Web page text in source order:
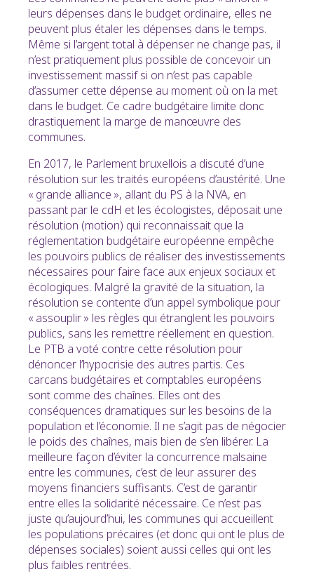
leurs dépenses dans le budget ordinaire, elles ne
peuvent plus étaler les dépenses dans le temps.
Même si l’argent total à dépenser ne change pas, il
n’est pratiquement plus possible de concevoir un
investissement massif si on n’est pas capable
d’assumer cette dépense au moment où on la met
dans le budget. Ce cadre budgétaire limite donc
drastiquement la marge de manœuvre des
communes.
En 2017, le Parlement bruxellois a discuté d’une
résolution sur les traités européens d’austérité. Une
« grande alliance », allant du PS à la NVA, en
passant par le cdH et les écologistes, déposait une
résolution (motion) qui reconnaissait que la
réglementation budgétaire européenne empêche
les pouvoirs publics de réaliser des investissements
nécessaires pour faire face aux enjeux sociaux et
écologiques. Malgré la gravité de la situation, la
résolution se contente d’un appel symbolique pour
« assouplir » les règles qui étranglent les pouvoirs
publics, sans les remettre réellement en question.
Le PTB a voté contre cette résolution pour
dénoncer l’hypocrisie des autres partis. Ces
carcans budgétaires et comptables européens
sont comme des chaînes. Elles ont des
conséquences dramatiques sur les besoins de la
population et l’économie. Il ne s’agit pas de négocier
le poids des chaînes, mais bien de s’en libérer. La
meilleure façon d’éviter la concurrence malsaine
entre les communes, c’est de leur assurer des
moyens financiers suffisants. C’est de garantir
entre elles la solidarité nécessaire. Ce n’est pas
juste qu’aujourd’hui, les communes qui accueillent
les populations précaires (et donc qui ont le plus de
dépenses sociales) soient aussi celles qui ont les
plus faibles rentrées.